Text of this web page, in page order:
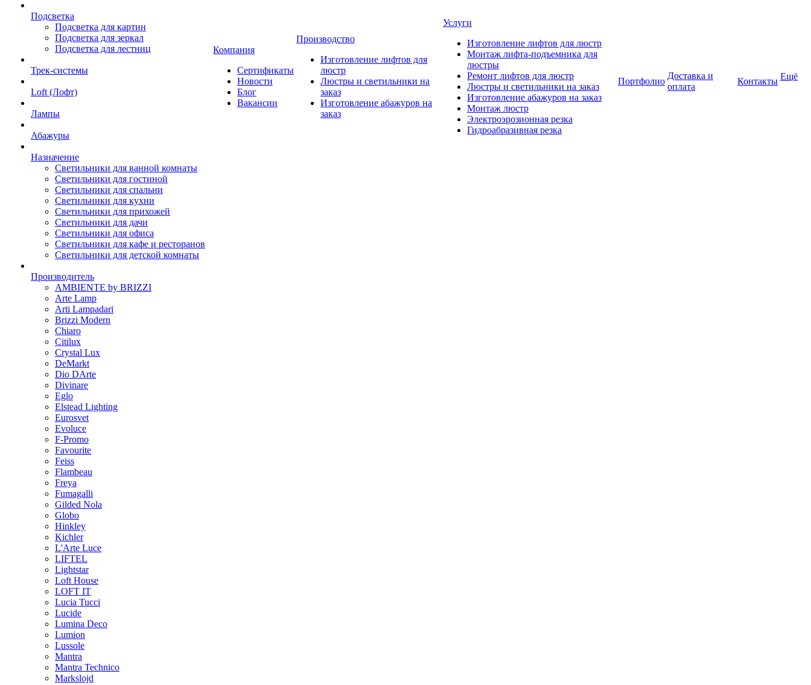
Подсветка
Подсветка для картин
Подсветка для зеркал
Подсветка для лестниц
Трек-системы
Loft (Лофт)
Лампы
Абажуры
Назначение
Светильники для ванной комнаты
Светильники для гостиной
Светильники для спальни
Светильники для кухни
Светильники для прихожей
Светильники для дачи
Светильники для офиса
Светильники для кафе и ресторанов
Светильники для детской комнаты
Производитель
AMBIENTE by BRIZZI
Arte Lamp
Arti Lampadari
Brizzi Modern
Chiaro
Citilux
Crystal Lux
DeMarkt
Dio DArte
Divinare
Eglo
Elstead Lighting
Eurosvet
Evoluce
F-Promo
Favourite
Feiss
Flambeau
Freya
Fumagalli
Gilded Nola
Globo
Hinkley
Kichler
L'Arte Luce
LIFTEL
Lightstar
Loft House
LOFT IT
Lucia Tucci
Lucide
Lumina Deco
Lumion
Lussole
Mantra
Mantra Technico
Markslojd
Компания
Сертификаты
Новости
Блог
Вакансии
Производство
Изготовление лифтов для
люстр
Люстры и светильники на
заказ
Изготовление абажуров на
заказ
Услуги
Изготовление лифтов для люстр
Монтаж лифта-подъемника для
люстры
Ремонт лифтов для люстр
Люстры и светильники на заказ
Изготовление абажуров на заказ
Монтаж люстр
Электроэрозионная резка
Гидроабразивная резка
Портфолио
Доставка и
оплата
Контакты Ещё